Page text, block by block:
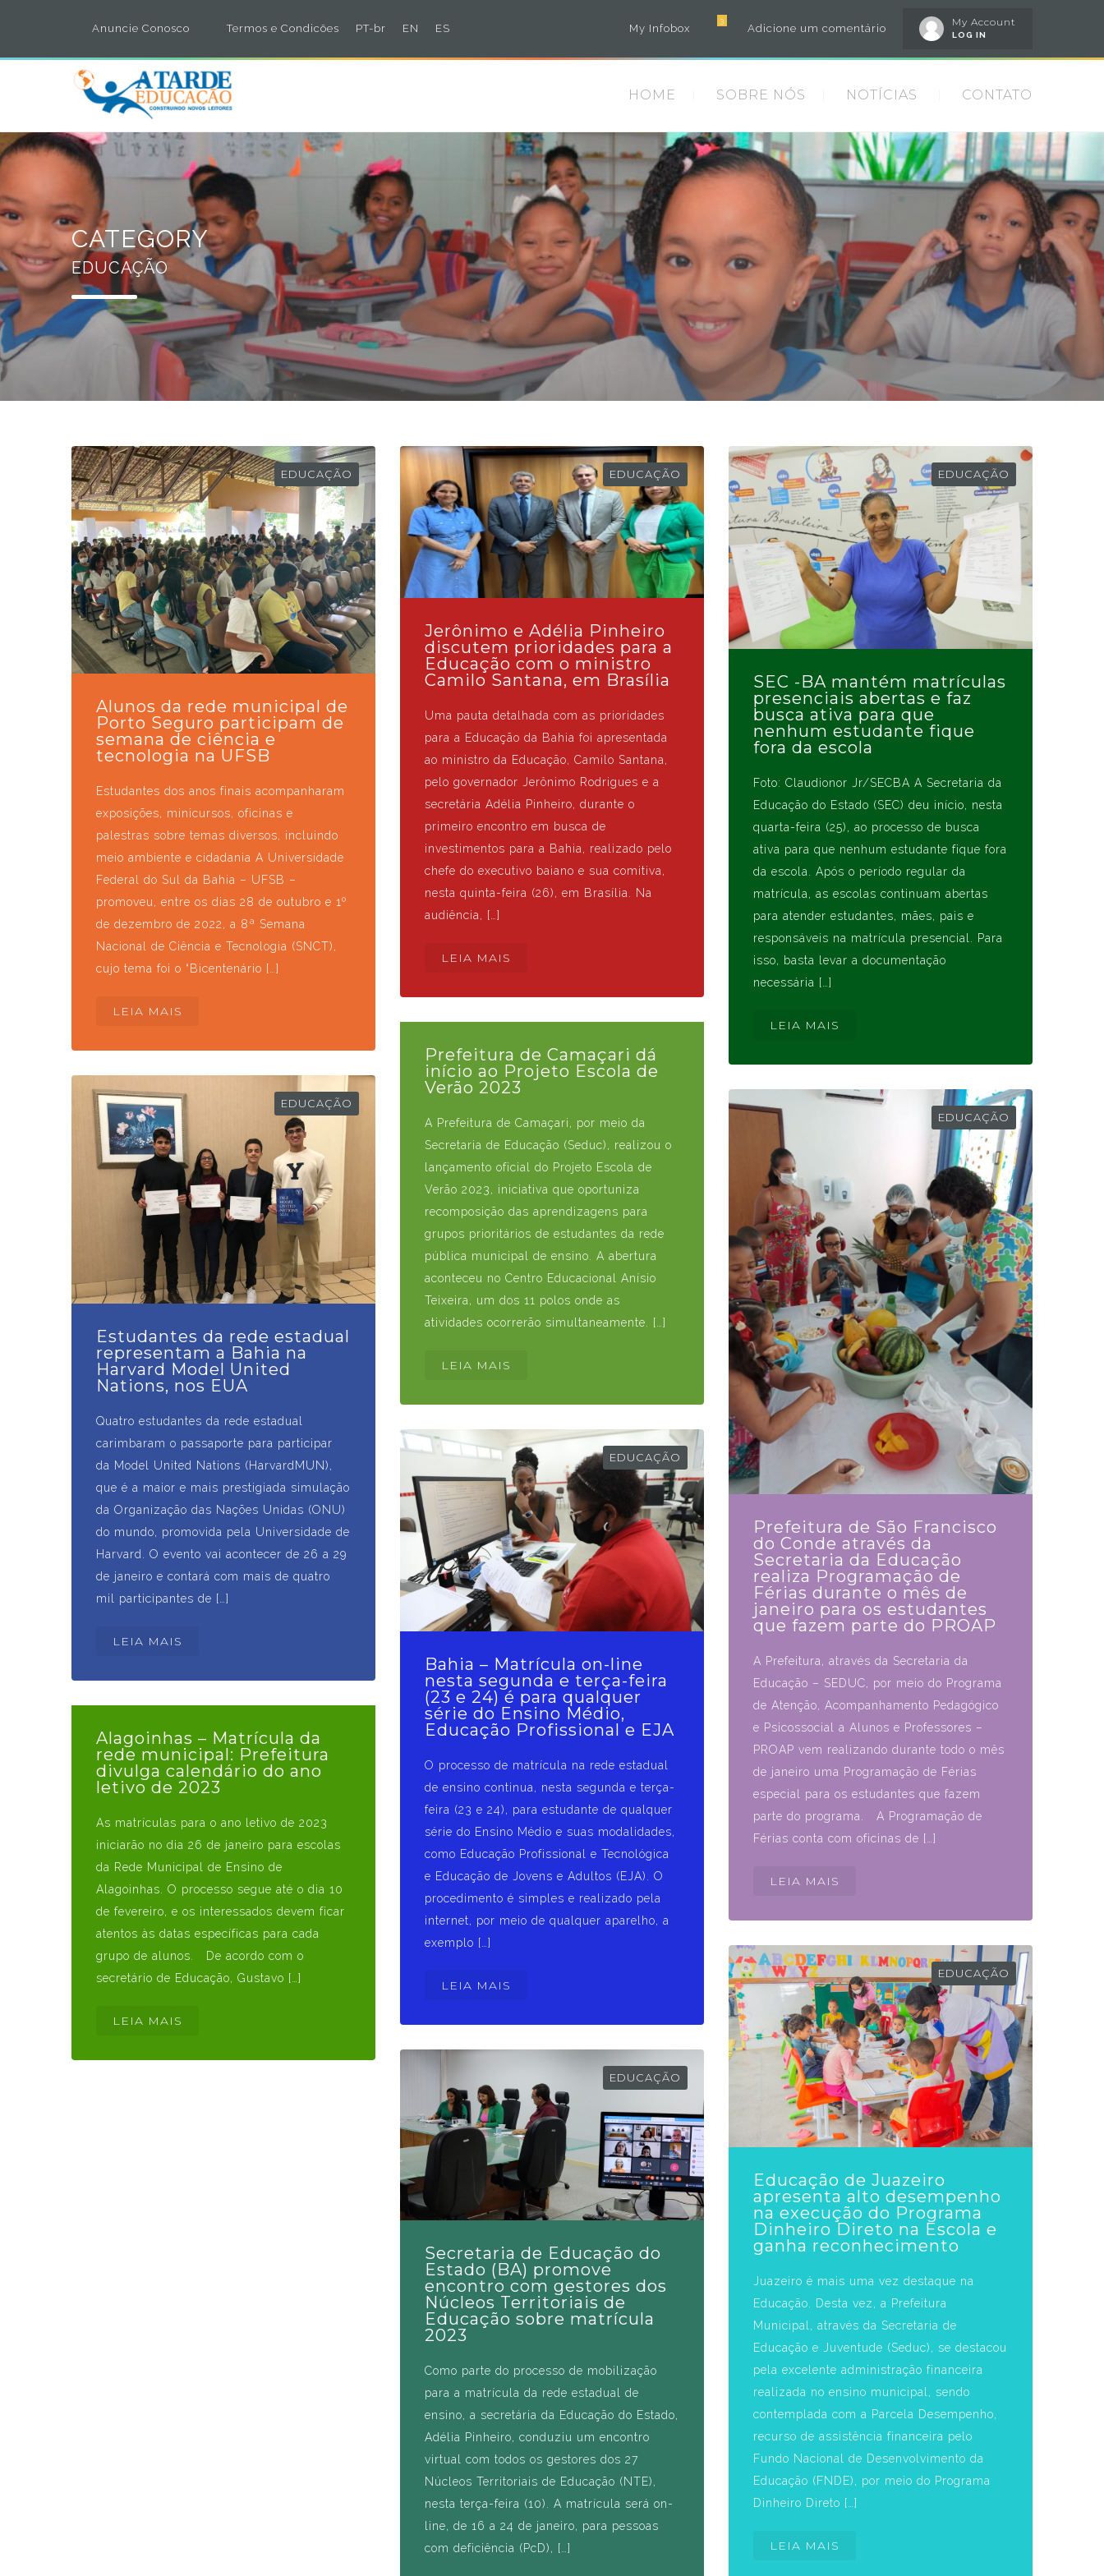
Anuncie Conosco Termos e Condicões PT-br EN ES
My Account
LOG IN
Adicione um comentário
3
My Infobox
HOME SOBRE NÓS NOTÍCIAS CONTATO
CATEGORY
EDUCAÇÃO
EDUCAÇÃO
Alunos da rede municipal de
Porto Seguro participam de
semana de ciência e
tecnologia na UFSB
Estudantes dos anos finais acompanharam
exposições, minicursos, oficinas e
palestras sobre temas diversos, incluindo
meio ambiente e cidadania A Universidade
Federal do Sul da Bahia – UFSB –
promoveu, entre os dias 28 de outubro e 1º
de dezembro de 2022, a 8ª Semana
Nacional de Ciência e Tecnologia (SNCT),
cujo tema foi o “Bicentenário […]
LEIA MAIS
EDUCAÇÃO
Jerônimo e Adélia Pinheiro
discutem prioridades para a
Educação com o ministro
Camilo Santana, em Brasília
Uma pauta detalhada com as prioridades
para a Educação da Bahia foi apresentada
ao ministro da Educação, Camilo Santana,
pelo governador Jerônimo Rodrigues e a
secretária Adélia Pinheiro, durante o
primeiro encontro em busca de
investimentos para a Bahia, realizado pelo
chefe do executivo baiano e sua comitiva,
nesta quinta-feira (26), em Brasília. Na
audiência, […]
LEIA MAIS
EDUCAÇÃO
SEC -BA mantém matrículas
presenciais abertas e faz
busca ativa para que
nenhum estudante fique
fora da escola
Foto: Claudionor Jr/SECBA A Secretaria da
Educação do Estado (SEC) deu início, nesta
quarta-feira (25), ao processo de busca
ativa para que nenhum estudante fique fora
da escola. Após o período regular da
matrícula, as escolas continuam abertas
para atender estudantes, mães, pais e
responsáveis na matrícula presencial. Para
isso, basta levar a documentação
necessária […]
LEIA MAIS
Prefeitura de Camaçari dá
início ao Projeto Escola de
Verão 2023
A Prefeitura de Camaçari, por meio da
Secretaria de Educação (Seduc), realizou o
lançamento oficial do Projeto Escola de
Verão 2023, iniciativa que oportuniza
recomposição das aprendizagens para
grupos prioritários de estudantes da rede
pública municipal de ensino. A abertura
aconteceu no Centro Educacional Anísio
Teixeira, um dos 11 polos onde as
atividades ocorrerão simultaneamente. […]
LEIA MAIS
EDUCAÇÃO
Estudantes da rede estadual
representam a Bahia na
Harvard Model United
Nations, nos EUA
Quatro estudantes da rede estadual
carimbaram o passaporte para participar
da Model United Nations (HarvardMUN),
que é a maior e mais prestigiada simulação
da Organização das Nações Unidas (ONU)
do mundo, promovida pela Universidade de
Harvard. O evento vai acontecer de 26 a 29
de janeiro e contará com mais de quatro
mil participantes de […]
LEIA MAIS
EDUCAÇÃO
Prefeitura de São Francisco
do Conde através da
Secretaria da Educação
realiza Programação de
Férias durante o mês de
janeiro para os estudantes
que fazem parte do PROAP
A Prefeitura, através da Secretaria da
Educação – SEDUC, por meio do Programa
de Atenção, Acompanhamento Pedagógico
e Psicossocial a Alunos e Professores –
PROAP vem realizando durante todo o mês
de janeiro uma Programação de Férias
especial para os estudantes que fazem
parte do programa. A Programação de
Férias conta com oficinas de […]
LEIA MAIS
EDUCAÇÃO
Bahia – Matrícula on-line
nesta segunda e terça-feira
(23 e 24) é para qualquer
série do Ensino Médio,
Educação Profissional e EJA
O processo de matrícula na rede estadual
de ensino continua, nesta segunda e terça-
feira (23 e 24), para estudante de qualquer
série do Ensino Médio e suas modalidades,
como Educação Profissional e Tecnológica
e Educação de Jovens e Adultos (EJA). O
procedimento é simples e realizado pela
internet, por meio de qualquer aparelho, a
exemplo […]
LEIA MAIS
Alagoinhas – Matrícula da
rede municipal: Prefeitura
divulga calendário do ano
letivo de 2023
As matrículas para o ano letivo de 2023
iniciarão no dia 26 de janeiro para escolas
da Rede Municipal de Ensino de
Alagoinhas. O processo segue até o dia 10
de fevereiro, e os interessados devem ficar
atentos às datas específicas para cada
grupo de alunos. De acordo com o
secretário de Educação, Gustavo […]
LEIA MAIS
EDUCAÇÃO
Educação de Juazeiro
apresenta alto desempenho
na execução do Programa
Dinheiro Direto na Escola e
ganha reconhecimento
Juazeiro é mais uma vez destaque na
Educação. Desta vez, a Prefeitura
Municipal, através da Secretaria de
Educação e Juventude (Seduc), se destacou
pela excelente administração financeira
realizada no ensino municipal, sendo
contemplada com a Parcela Desempenho,
recurso de assistência financeira pelo
Fundo Nacional de Desenvolvimento da
Educação (FNDE), por meio do Programa
Dinheiro Direto […]
LEIA MAIS
EDUCAÇÃO
Secretaria de Educação do
Estado (BA) promove
encontro com gestores dos
Núcleos Territoriais de
Educação sobre matrícula
2023
Como parte do processo de mobilização
para a matrícula da rede estadual de
ensino, a secretária da Educação do Estado,
Adélia Pinheiro, conduziu um encontro
virtual com todos os gestores dos 27
Núcleos Territoriais de Educação (NTE),
nesta terça-feira (10). A matrícula será on-
line, de 16 a 24 de janeiro, para pessoas
com deficiência (PcD), […]